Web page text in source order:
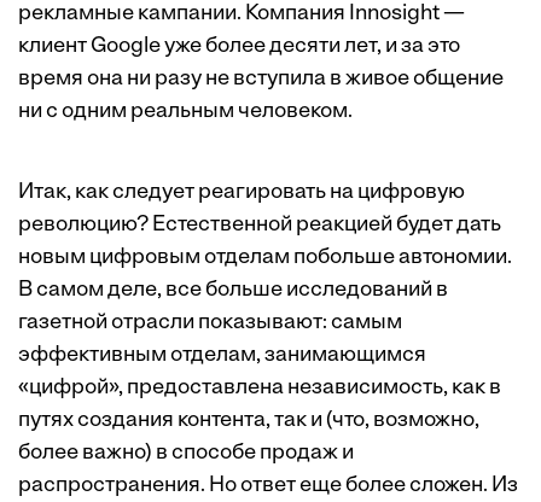
рекламные кампании. Компания Innosight —
клиент Google уже более десяти лет, и за это
время она ни разу не вступила в живое общение
ни с одним реальным человеком.
Итак, как следует реагировать на цифровую
революцию? Естественной реакцией будет дать
новым цифровым отделам побольше автономии.
В самом деле, все больше исследований в
газетной отрасли показывают: самым
эффективным отделам, занимающимся
«цифрой», предоставлена независимость, как в
путях создания контента, так и (что, возможно,
более важно) в способе продаж и
распространения. Но ответ еще более сложен. Из